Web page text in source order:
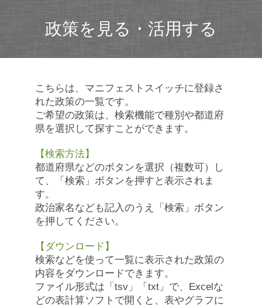
政策を見る・活用する
こちらは、マニフェストスイッチに登録さ
れた政策の一覧です。
ご希望の政策は、検索機能で種別や都道府
県を選択して探すことができます。
【検索方法】
都道府県などのボタンを選択（複数可）し
て、「検索」ボタンを押すと表示されま
す。
政治家名なども記入のうえ「検索」ボタン
を押してください。
【ダウンロード】
検索などを使って一覧に表示された政策の
内容をダウンロードできます。
ファイル形式は「tsv」「txt」で、Excelな
どの表計算ソフトで開くと、表やグラフに